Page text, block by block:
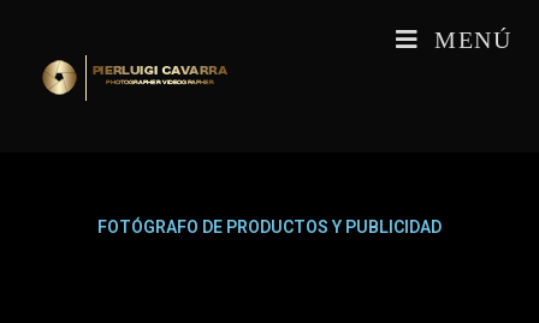
MENÚ
FOTÓGRAFO DE PRODUCTOS Y PUBLICIDAD